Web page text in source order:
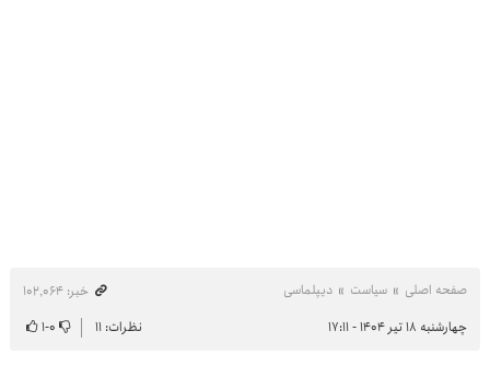
صفحه اصلی سیاست دیپلماسی
خبر: ۱۰۲٬۰۶۴
چهارشنبه ۱۸ تیر ۱۴۰۴ - ۱۷:۱۱
نظرات: ۱۱ ۰-۱